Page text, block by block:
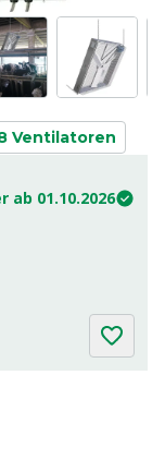
Ventilatoren
ab 01.10.2026